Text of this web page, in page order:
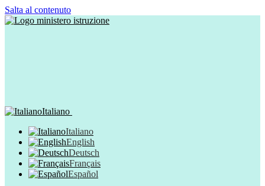
Salta al contenuto
Italiano
Italiano
English
Deutsch
Français
Español